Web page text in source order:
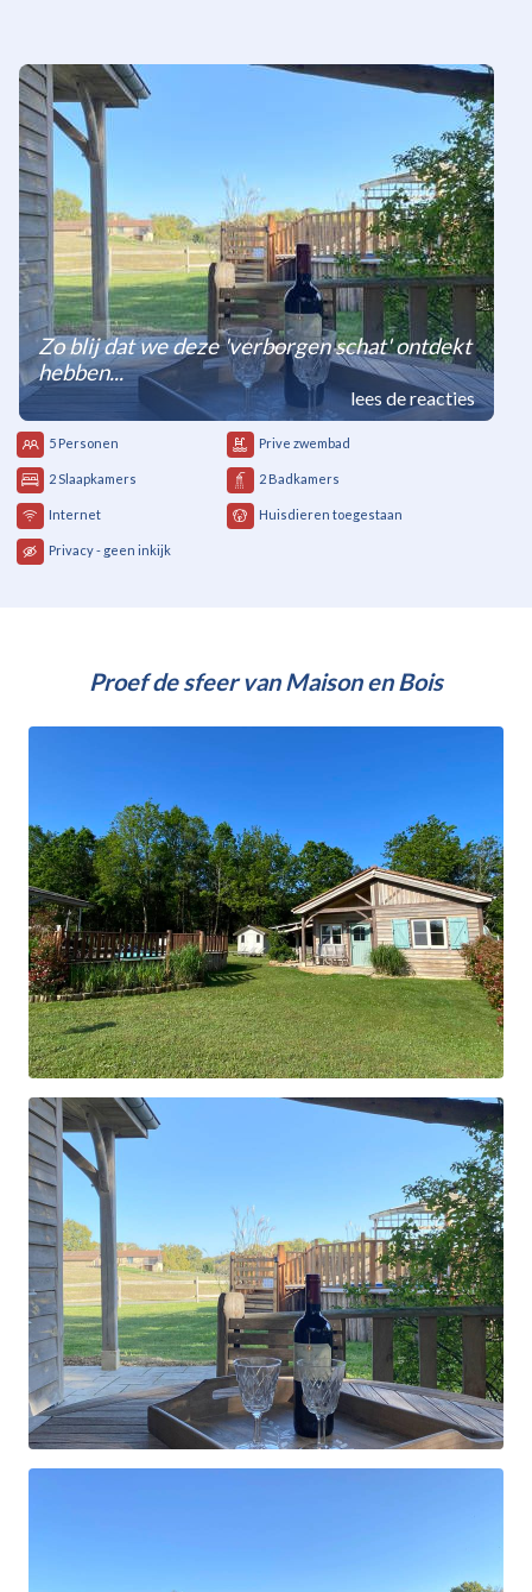
Zo blij dat we deze 'verborgen schat' ontdekt
hebben...
lees de reacties
5 Personen Prive zwembad
2 Slaapkamers 2 Badkamers
Internet Huisdieren toegestaan
Privacy - geen inkijk
Proef de sfeer van Maison en Bois